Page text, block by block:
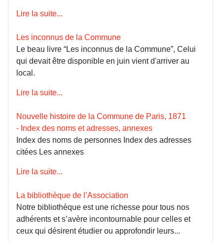
Lire la suite...
Les inconnus de la Commune
Le beau livre “Les inconnus de la Commune”, Celui
qui devait être disponible en juin vient d'arriver au
local.
Lire la suite...
Nouvelle histoire de la Commune de Paris, 1871
- Index des noms et adresses, annexes
Index des noms de personnes Index des adresses
citées Les annexes
Lire la suite...
La bibliothèque de l’Association
Notre bibliothèque est une richesse pour tous nos
adhérents et s’avère incontournable pour celles et
ceux qui désirent étudier ou approfondir leurs...